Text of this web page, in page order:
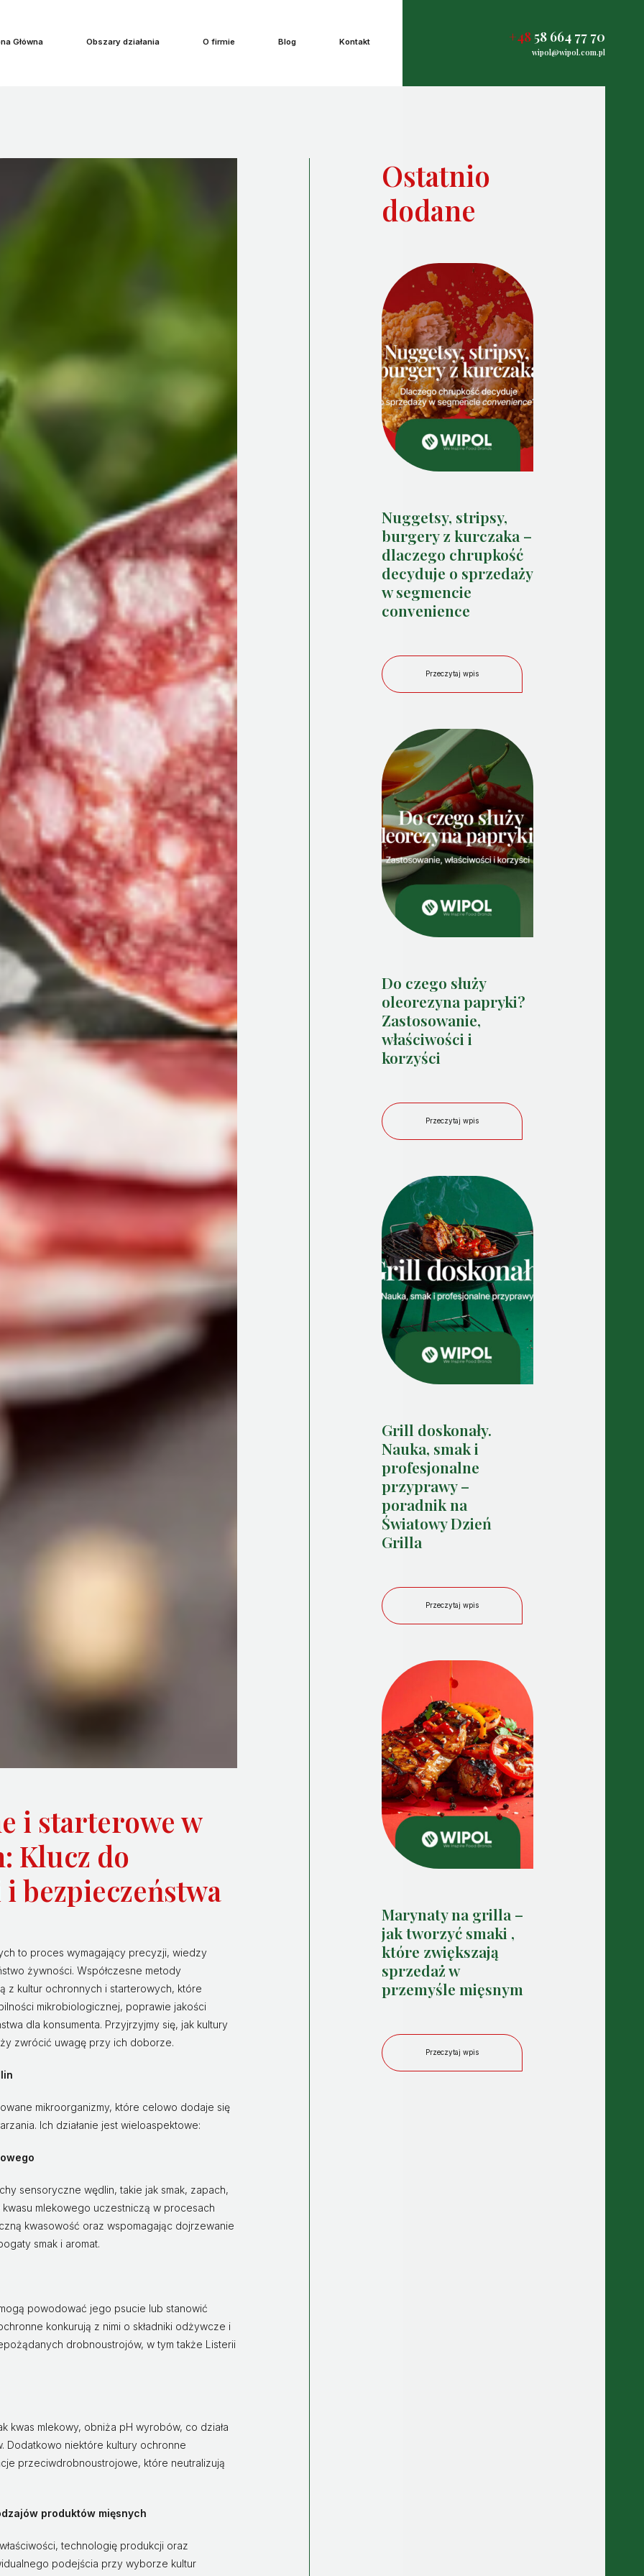
Główna Obszary działania O firmie Blog Kontakt +48 58 664 77 70
wipol@wipol.com.pl
i starterowe w
Klucz do
bezpieczeństwa
to proces wymagający precyzji, wiedzy
żywności. Współczesne metody
z kultur ochronnych i starterowych, które
mikrobiologicznej, poprawie jakości
dla konsumenta. Przyjrzyjmy się, jak kultury
zwrócić uwagę przy ich doborze.
mikroorganizmy, które celowo dodaje się
Ich działanie jest wieloaspektowe:
sensoryczne wędlin, takie jak smak, zapach,
mlekowego uczestniczą w procesach
kwasowość oraz wspomagając dojrzewanie
smak i aromat.
powodować jego psucie lub stanowić
konkurują z nimi o składniki odżywcze i
drobnoustrojów, w tym także Listerii
kwas mlekowy, obniża pH wyrobów, co działa
Dodatkowo niektóre kultury ochronne
przeciwdrobnoustrojowe, które neutralizują
produktów mięsnych
technologię produkcji oraz
podejścia przy wyborze kultur
Ostatnio
dodane
Nuggetsy, stripsy,
burgery z kurczaka –
dlaczego chrupkość
decyduje o sprzedaży
w segmencie
convenience
Przeczytaj wpis
Do czego służy
oleorezyna papryki?
Zastosowanie,
właściwości i
korzyści
Przeczytaj wpis
Grill doskonały.
Nauka, smak i
profesjonalne
przyprawy –
poradnik na
Światowy Dzień
Grilla
Przeczytaj wpis
Marynaty na grilla –
jak tworzyć smaki ,
które zwiększają
sprzedaż w
przemyśle mięsnym
Przeczytaj wpis